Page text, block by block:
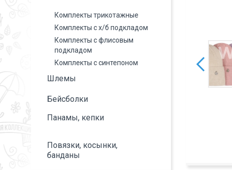
Комплекты трикотажные
Комплекты с х/б подкладом
Комплекты с флисовым
подкладом
Комплекты с синтепоном
Шлемы
Бейсболки
Панамы, кепки
Повязки, косынки,
банданы